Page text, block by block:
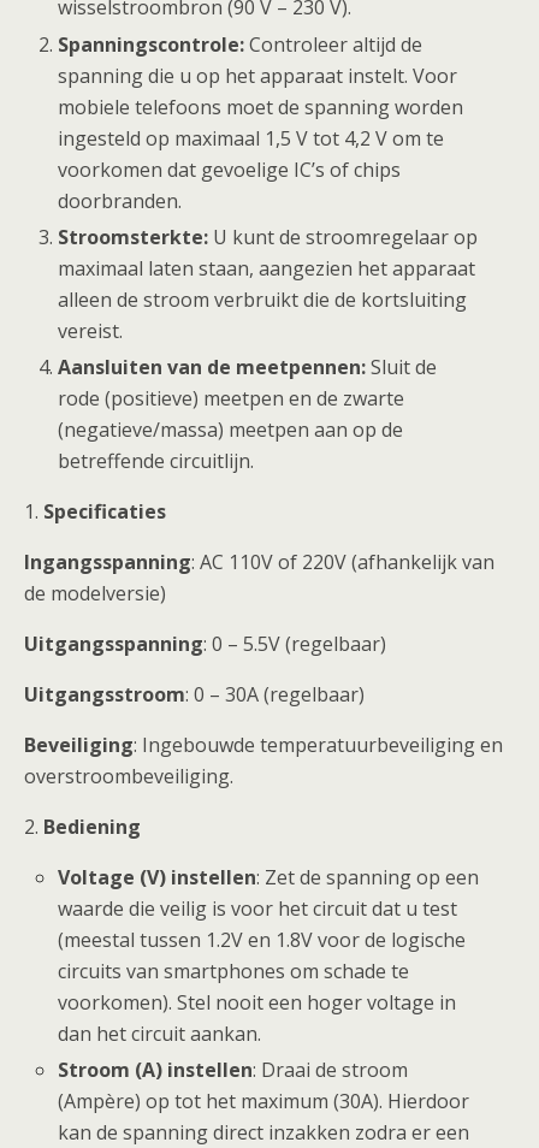
wisselstroombron (90 V – 230 V).
Spanningscontrole:Controleer altijd de
spanning die u op het apparaat instelt. Voor
mobiele telefoons moet de spanning worden
ingesteld op maximaal 1,5 V tot 4,2 V om te
voorkomen dat gevoelige IC’s of chips
doorbranden.
Stroomsterkte: U kunt de stroomregelaar op
maximaal laten staan, aangezien het apparaat
alleen de stroom verbruikt die de kortsluiting
vereist.
Aansluiten van de meetpennen:Sluit de
rode (positieve) meetpen en de zwarte
(negatieve/massa) meetpen aan op de
betreffende circuitlijn.
1. Specificaties
Ingangsspanning: AC 110V of 220V (afhankelijk van
de modelversie)
Uitgangsspanning: 0 – 5.5V (regelbaar)
Uitgangsstroom: 0 – 30A (regelbaar)
Beveiliging: Ingebouwde temperatuurbeveiliging en
overstroombeveiliging.
2. Bediening
Voltage (V) instellen: Zet de spanning op een
waarde die veilig is voor het circuit dat u test
(meestal tussen 1.2V en 1.8V voor de logische
circuits van smartphones om schade te
voorkomen). Stel nooit een hoger voltage in
dan het circuit aankan.
Stroom (A) instellen: Draai de stroom
(Ampère) op tot het maximum (30A). Hierdoor
kan de spanning direct inzakken zodra er een